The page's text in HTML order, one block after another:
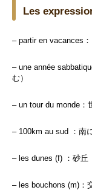
Les
– partir en vacances
– une année
む）
– un tour du monde：
– 100km au sud ：南
– les dunes (f) ：砂丘
– les bouchons (m)：